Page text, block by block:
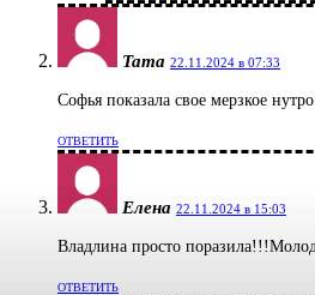
Тата 22.11.2024 в 07:33
Софья показала свое мерзкое
ОТВЕТИТЬ
Елена 22.11.2024 в 15:03
Владлина просто
ОТВЕТИТЬ